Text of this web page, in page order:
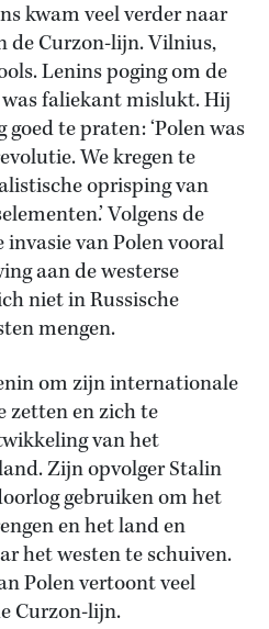
kwam veel verder naar
de Curzon-lijn. Vilnius,
Lenins poging om de
faliekant mislukt. Hij
te praten: ‘Polen was
We kregen te
oprisping van
Volgens de
invasie van Polen vooral
aan de westerse
niet in Russische
mengen.
om zijn internationale
zetten en zich te
van het
Zijn opvolger Stalin
gebruiken om het
en het land en
het westen te schuiven.
Polen vertoont veel
Curzon-lijn.